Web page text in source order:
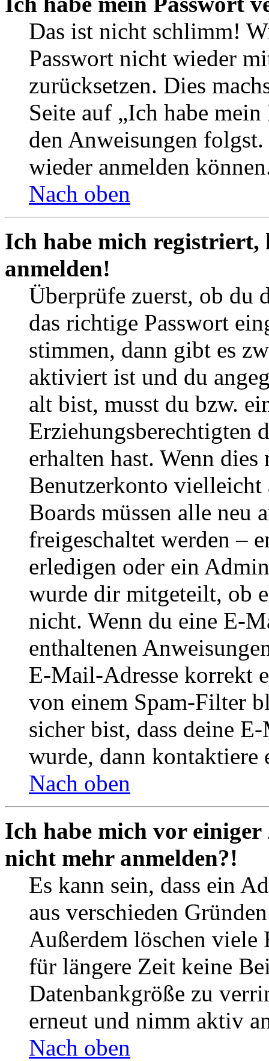
Das ist nicht schlimm!
Passwort nicht wieder
zurücksetzen. Dies
Seite auf „Ich habe
den Anweisungen
wieder anmelden
Nach oben
Ich habe mich
anmelden!
Überprüfe zuerst, ob du
das richtige Passwort
stimmen, dann gibt es
aktiviert ist und du
alt bist, musst du bzw.
Erziehungsberechtigten
erhalten hast. Wenn
Benutzerkonto
Boards müssen alle neu
freigeschaltet werden –
erledigen oder ein
wurde dir mitgeteilt, ob
nicht. Wenn du eine E-
enthaltenen
E-Mail-Adresse korrekt
von einem Spam-Filter
sicher bist, dass deine
wurde, dann kontaktiere
Nach oben
Ich habe mich vor
nicht mehr anmelden?!
Es kann sein, dass ein
aus verschieden
Außerdem löschen viele
für längere Zeit keine
Datenbankgröße zu
erneut und nimm aktiv
Nach oben